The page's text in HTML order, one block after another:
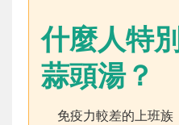
什麼人特
蒜頭湯？
免疫力較差的上班族